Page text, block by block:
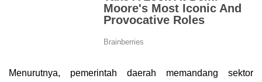
Menurutnya, pemerintah daerah memandang sektor